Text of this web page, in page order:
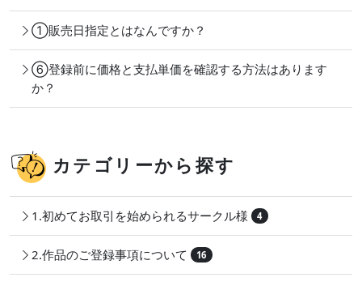
①販売日指定とはなんですか？
⑥登録前に価格と支払単価を確認する方法はあります
か？
カテゴリーから探す
1.初めてお取引を始められるサークル様 4
2.作品のご登録事項について 16